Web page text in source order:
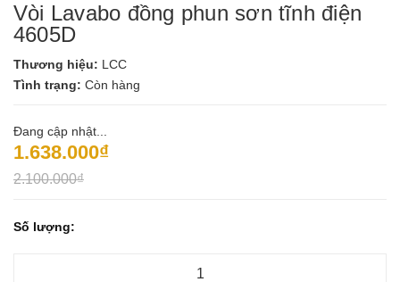
Vòi Lavabo đồng phun sơn tĩnh điện
4605D
Thương hiệu: LCC
Tình trạng: Còn hàng
Đang cập nhật...
1.638.000₫
2.100.000₫
Số lượng: